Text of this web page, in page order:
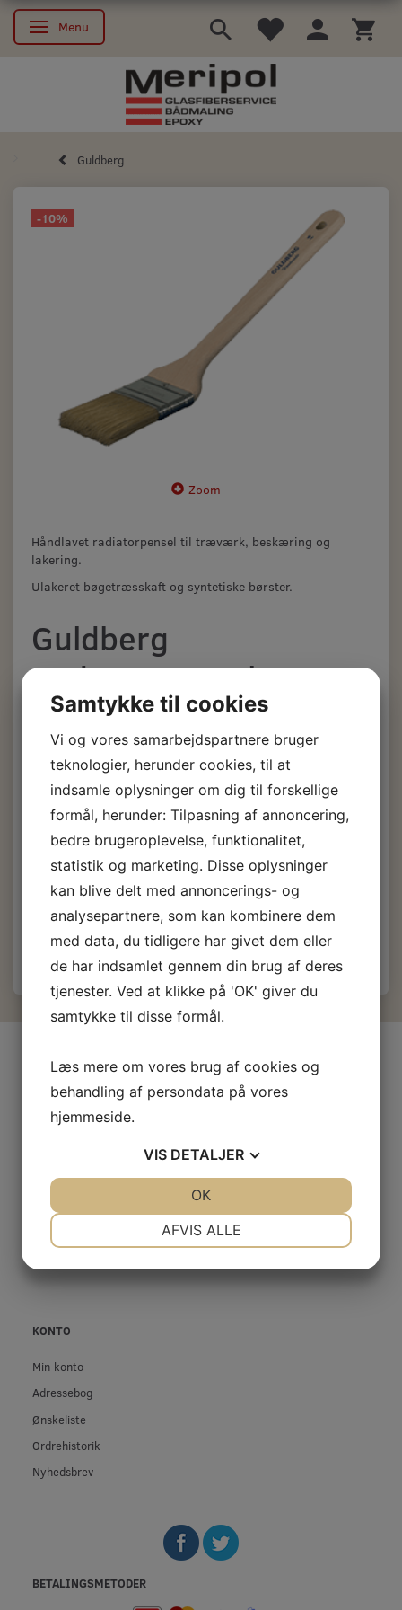
Skifte navigation
Menu
Guldberg
-10%
Zoom
Håndlavet radiatorpensel til træværk, beskæring og
lakering.
Ulakeret bøgetræsskaft og syntetiske børster.
Guldberg
Radiatorpensel 91,
håndlavede, synt. 25
mm.
105,30 DKKm/Moms
84,24 DKK u/Moms)
m/Moms
Du sparer:11,70 DKK
Læg i kurv
Firma profil
Kontakt os
Betingelser & Vilkår
Fortrydelsesret
Privatliv- og cookiepolitik
KONTO
Min konto
Adressebog
Ønskeliste
Ordrehistorik
Nyhedsbrev
BETALINGSMETODER
Samtykke til cookies
Vi og vores samarbejdspartnere bruger
teknologier, herunder cookies, til at
indsamle oplysninger om dig til forskellige
formål, herunder: Tilpasning af annoncering,
bedre brugeroplevelse, funktionalitet,
statistik og marketing. Disse oplysninger
kan blive delt med annoncerings- og
analysepartnere, som kan kombinere dem
med data, du tidligere har givet dem eller
de har indsamlet gennem din brug af deres
tjenester. Ved at klikke på 'OK' giver du
samtykke til disse formål.
Læs mere om vores brug af cookies og
behandling af persondata på vores
hjemmeside.
VIS DETALJER
AFVIS ALLE
OK